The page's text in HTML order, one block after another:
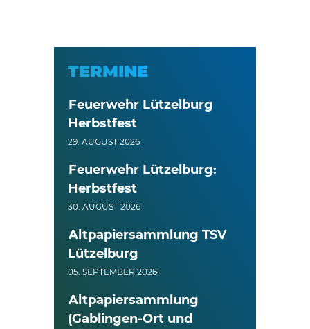
TERMINE
Feuerwehr Lützelburg
Herbstfest
29. AUGUST 2026
Feuerwehr Lützelburg:
Herbstfest
30. AUGUST 2026
Altpapiersammlung TSV
Lützelburg
05. SEPTEMBER 2026
Altpapiersammlung
(Gablingen-Ort und